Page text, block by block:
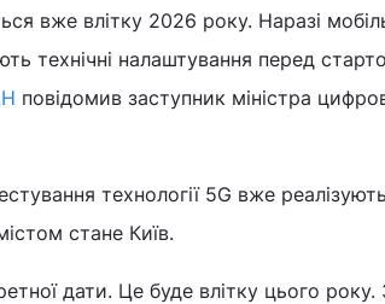
вже влітку 2026 року. Наразі
технічні налаштування перед
повідомив заступник міністра
технології 5G вже
стане Київ.
дати. Це буде влітку цього року.